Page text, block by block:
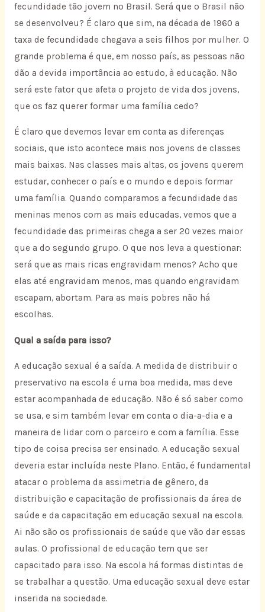
fecundidade tão jovem no Brasil. Será que o Brasil não
se desenvolveu? É claro que sim, na década de 1960 a
taxa de fecundidade chegava a seis filhos por mulher. O
grande problema é que, em nosso país, as pessoas não
dão a devida importância ao estudo, à educação. Não
será este fator que afeta o projeto de vida dos jovens,
que os faz querer formar uma família cedo?
É claro que devemos levar em conta as diferenças
sociais, que isto acontece mais nos jovens de classes
mais baixas. Nas classes mais altas, os jovens querem
estudar, conhecer o país e o mundo e depois formar
uma família. Quando comparamos a fecundidade das
meninas menos com as mais educadas, vemos que a
fecundidade das primeiras chega a ser 20 vezes maior
que a do segundo grupo. O que nos leva a questionar:
será que as mais ricas engravidam menos? Acho que
elas até engravidam menos, mas quando engravidam
escapam, abortam. Para as mais pobres não há
escolhas.
Qual a saída para isso?
A educação sexual é a saída. A medida de distribuir o
preservativo na escola é uma boa medida, mas deve
estar acompanhada de educação. Não é só saber como
se usa, e sim também levar em conta o dia-a-dia e a
maneira de lidar com o parceiro e com a família. Esse
tipo de coisa precisa ser ensinado. A educação sexual
deveria estar incluída neste Plano. Então, é fundamental
atacar o problema da assimetria de gênero, da
distribuição e capacitação de profissionais da área de
saúde e da capacitação em educação sexual na escola.
Ai não são os profissionais de saúde que vão dar essas
aulas. O profissional de educação tem que ser
capacitado para isso. Na escola há formas distintas de
se trabalhar a questão. Uma educação sexual deve estar
inserida na sociedade.